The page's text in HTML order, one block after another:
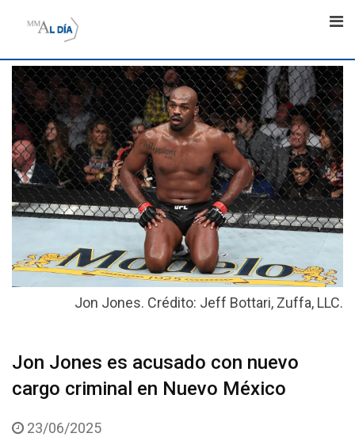
Jon Jones. Crédito: Jeff Bottari, Zuffa, LLC.
Jon Jones es acusado con nuevo
cargo criminal en Nuevo México
23/06/2025